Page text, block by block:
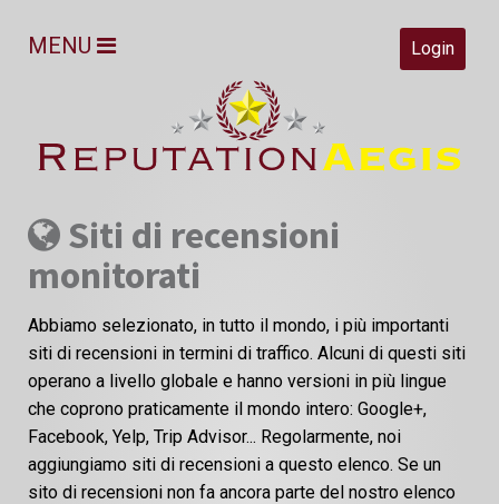
Login
MENU
Siti di recensioni
monitorati
Abbiamo selezionato, in tutto il mondo, i più importanti
siti di recensioni in termini di traffico. Alcuni di questi siti
operano a livello globale e hanno versioni in più lingue
che coprono praticamente il mondo intero: Google+,
Facebook, Yelp, Trip Advisor... Regolarmente, noi
aggiungiamo siti di recensioni a questo elenco. Se un
sito di recensioni non fa ancora parte del nostro elenco